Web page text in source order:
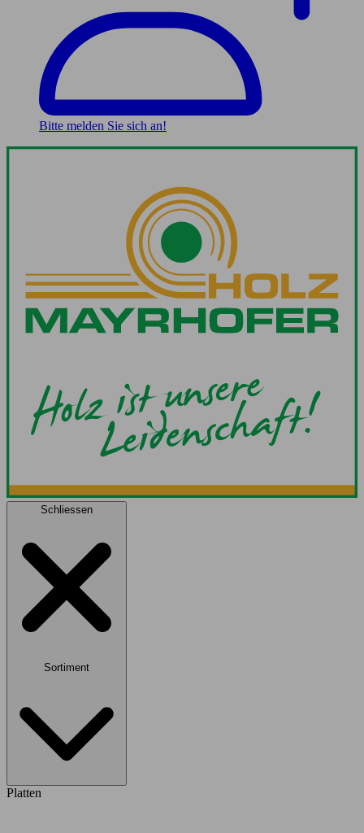
Bitte melden Sie sich an!
Schliessen
Sortiment
Platten